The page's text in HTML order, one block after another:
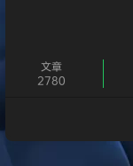
文章
2780